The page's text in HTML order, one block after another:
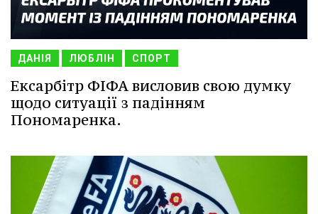
ДАНІЯ ЛЮБЛІН СПОРТ
Ексарбітр ФІФА висловив свою думку
щодо ситуації з падінням
Пономаренка.